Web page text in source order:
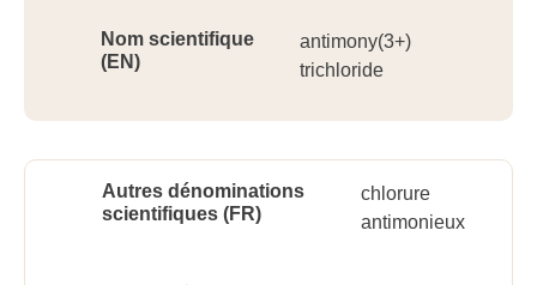
Nom scientifique
(EN)
antimony(3+)
trichloride
Autres dénominations
scientifiques (FR)
chlorure
antimonieux